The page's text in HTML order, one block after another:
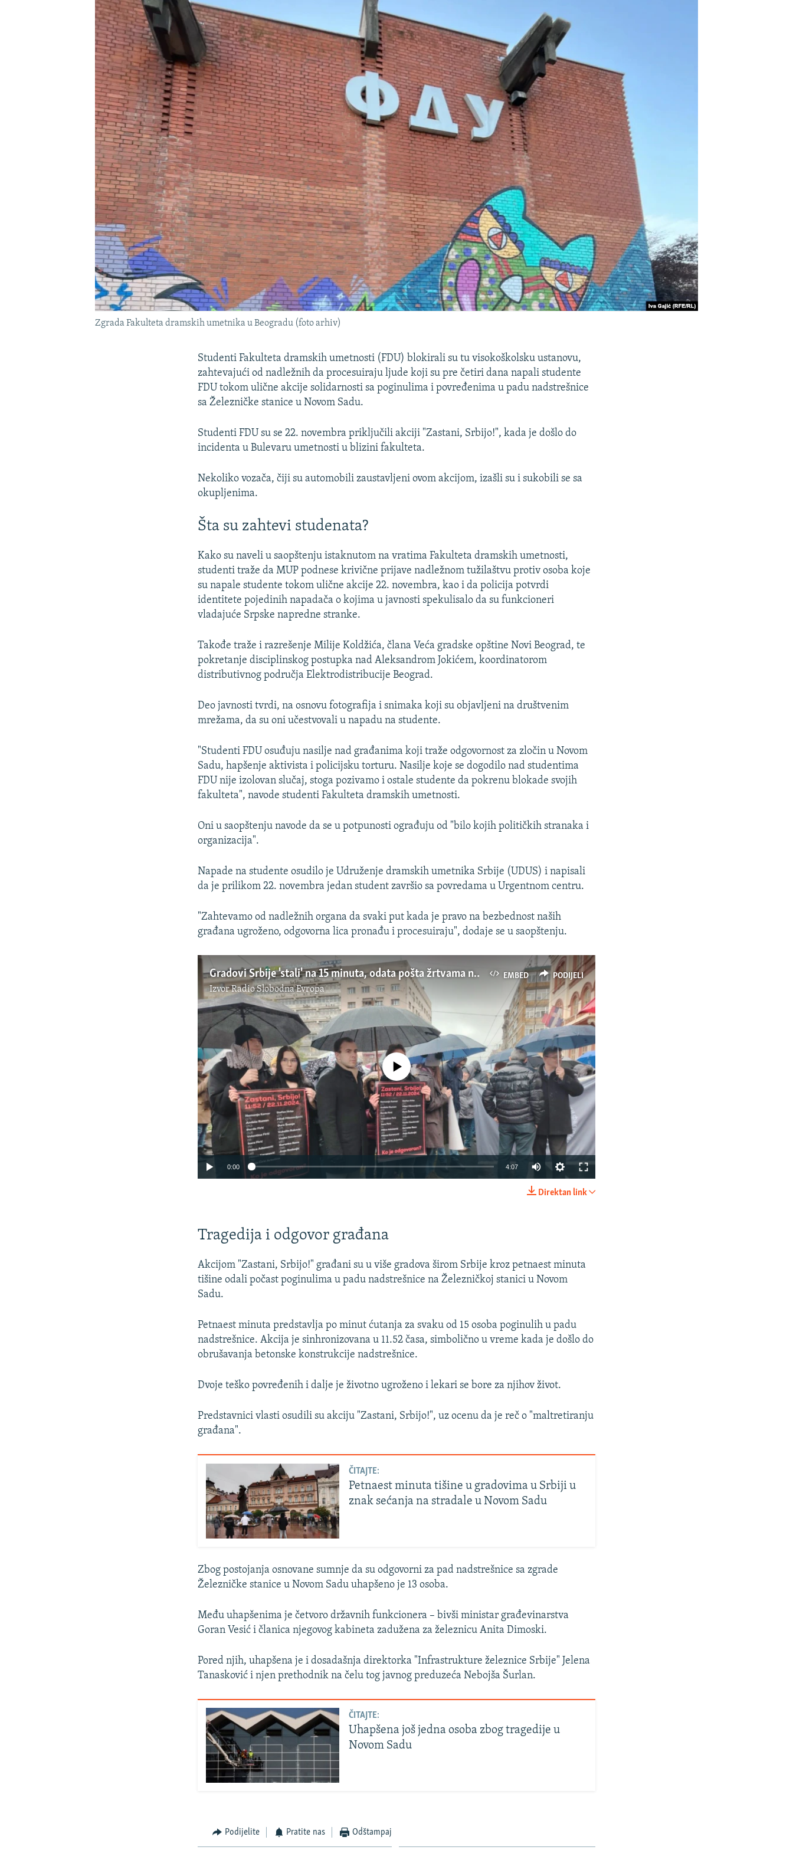
GENOCID U SREBRENICI
POPLAVE I KLIZIŠTA U BIH 2024.
TRI DECENIJE OD RATA U BIH
NASTANAK I RASPAD JUGOSLAVIJE
Zgrada Fakulteta dramskih umetnika u Beogradu (foto arhiv)
Studenti Fakulteta dramskih umetnosti (FDU) blokirali su tu visokoškolsku ustanovu,
zahtevajući od nadležnih da procesuiraju ljude koji su pre četiri dana napali studente
FDU tokom ulične akcije solidarnosti sa poginulima i povređenima u padu nadstrešnice
sa Železničke stanice u Novom Sadu.
Studenti FDU su se 22. novembra priključili akciji "Zastani, Srbijo!", kada je došlo do
incidenta u Bulevaru umetnosti u blizini fakulteta.
Nekoliko vozača, čiji su automobili zaustavljeni ovom akcijom, izašli su i sukobili se sa
okupljenima.
Šta su zahtevi studenata?
Kako su naveli u saopštenju istaknutom na vratima Fakulteta dramskih umetnosti,
studenti traže da MUP podnese krivične prijave nadležnom tužilaštvu protiv osoba koje
su napale studente tokom ulične akcije 22. novembra, kao i da policija potvrdi
identitete pojedinih napadača o kojima u javnosti spekulisalo da su funkcioneri
vladajuće Srpske napredne stranke.
Takođe traže i razrešenje Milije Koldžića, člana Veća gradske opštine Novi Beograd, te
pokretanje disciplinskog postupka nad Aleksandrom Jokićem, koordinatorom
distributivnog područja Elektrodistribucije Beograd.
Deo javnosti tvrdi, na osnovu fotografija i snimaka koji su objavljeni na društvenim
mrežama, da su oni učestvovali u napadu na studente.
"Studenti FDU osuđuju nasilje nad građanima koji traže odgovornost za zločin u Novom
Sadu, hapšenje aktivista i policijsku torturu. Nasilje koje se dogodilo nad studentima
FDU nije izolovan slučaj, stoga pozivamo i ostale studente da pokrenu blokade svojih
fakulteta", navode studenti Fakulteta dramskih umetnosti.
Oni u saopštenju navode da se u potpunosti ograđuju od "bilo kojih političkih stranaka i
organizacija".
Napade na studente osudilo je Udruženje dramskih umetnika Srbije (UDUS) i napisali
da je prilikom 22. novembra jedan student završio sa povredama u Urgentnom centru.
"Zahtevamo od nadležnih organa da svaki put kada je pravo na bezbednost naših
građana ugroženo, odgovorna lica pronađu i procesuiraju", dodaje se u saopštenju.
EMBED PODIJELI
Gradovi Srbije 'stali' na 15 minuta, odata pošta žrtvama nesreće u Novom Sadu
IzvorRadio Slobodna Evropa
Auto 240p 360p 480p
No media source currently available
0:00 4:07
1080p
Direktan link
Tragedija i odgovor građana
Akcijom "Zastani, Srbijo!" građani su u više gradova širom Srbije kroz petnaest minuta
tišine odali počast poginulima u padu nadstrešnice na Železničkoj stanici u Novom
Sadu.
Petnaest minuta predstavlja po minut ćutanja za svaku od 15 osoba poginulih u padu
nadstrešnice. Akcija je sinhronizovana u 11.52 časa, simbolično u vreme kada je došlo do
obrušavanja betonske konstrukcije nadstrešnice.
Dvoje teško povređenih i dalje je životno ugroženo i lekari se bore za njihov život.
Predstavnici vlasti osudili su akciju "Zastani, Srbijo!", uz ocenu da je reč o "maltretiranju
građana".
ČITAJTE:
Petnaest minuta tišine u gradovima u Srbiji u
znak sećanja na stradale u Novom Sadu
Zbog postojanja osnovane sumnje da su odgovorni za pad nadstrešnice sa zgrade
Železničke stanice u Novom Sadu uhapšeno je 13 osoba.
Među uhapšenima je četvoro državnih funkcionera – bivši ministar građevinarstva
Goran Vesić i članica njegovog kabineta zadužena za železnicu Anita Dimoski.
Pored njih, uhapšena je i dosadašnja direktorka "Infrastrukture železnice Srbije" Jelena
Tanasković i njen prethodnik na čelu tog javnog preduzeća Nebojša Šurlan.
ČITAJTE:
Uhapšena još jedna osoba zbog tragedije u
Novom Sadu
Podijelite Pratite nas Odštampaj